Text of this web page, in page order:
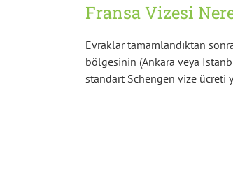
Fransa Vizesi
Evraklar tamamlandıktan
bölgesinin (Ankara veya
standart Schengen vize ücreti